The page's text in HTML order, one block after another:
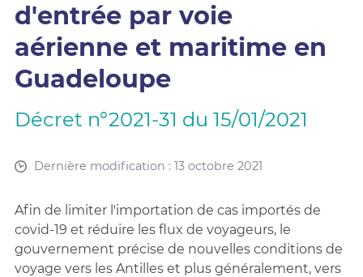
d'entrée par voie
aérienne et maritime en
Guadeloupe
Décret n°2021-31 du 15/01/2021
Dernière modification : 13 octobre 2021
Afin de limiter l'importation de cas importés de
covid-19 et réduire les flux de voyageurs, le
gouvernement précise de nouvelles conditions de
voyage vers les Antilles et plus généralement, vers